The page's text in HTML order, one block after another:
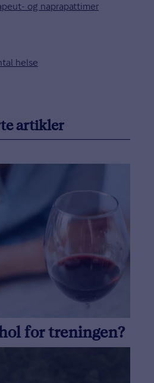
og naprapattimer
helse
artikler
for treningen?